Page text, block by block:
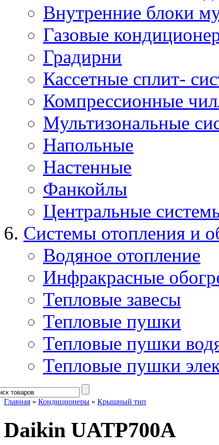
Внутренние блоки
Газовые
Градирни
Кассетные сплит-
Компрессионные
Мультизональные
Напольные
Настенные
Фанкойлы
Центральные
Системы отопления и
Водяное отопление
Инфракрасные
Тепловые завесы
Тепловые пушки
Тепловые пушки
Тепловые пушки
Главная » Кондиционеры » Крышный тип
Daikin UATP700A